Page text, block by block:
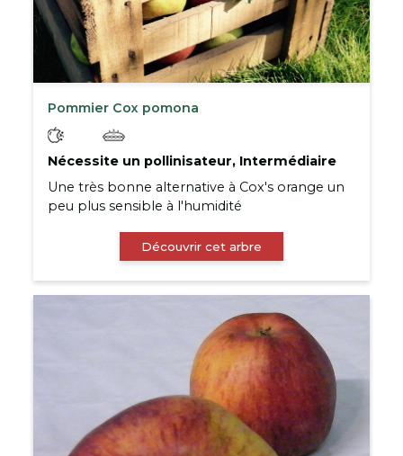
Pommier Cox pomona
Nécessite un pollinisateur, Intermédiaire
Une très bonne alternative à Cox's orange un
peu plus sensible à l'humidité
Découvrir cet arbre